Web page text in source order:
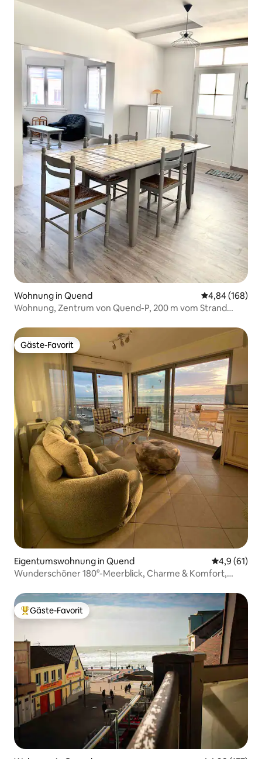
Wohnung in Quend
4,84 (168)
Wohnung, Zentrum von Quend-P, 200 m vom Strand
Gäste-Favorit
Gäste-Favorit
Eigentumswohnung in Quend
4,9 (61)
Wunderschöner 180°-Meerblick, Charme & Komfort,
Beliebter Gäste-Favorit.
Gäste-Favorit